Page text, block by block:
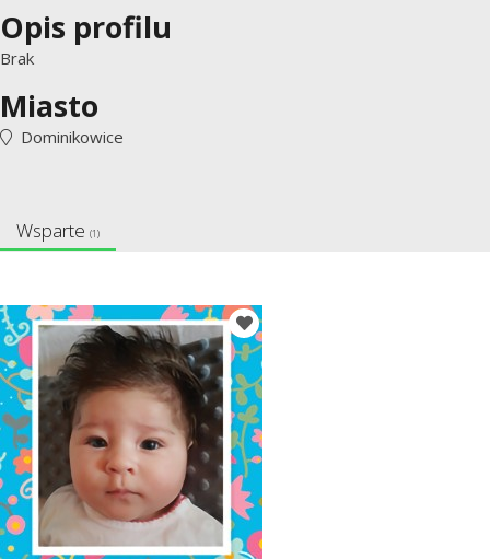
Opis profilu
Brak
Miasto
Dominikowice
Wsparte (1)